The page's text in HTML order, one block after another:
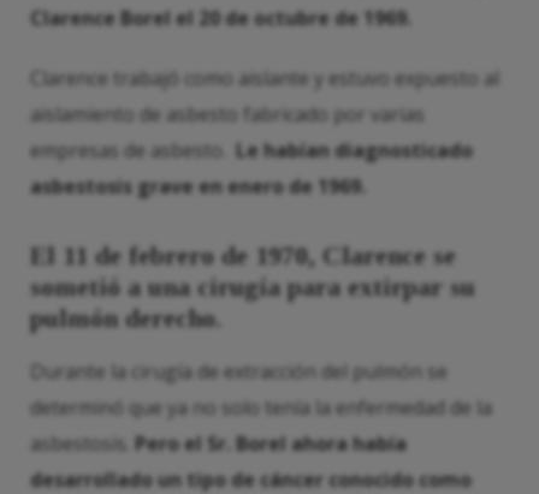
Clarence Borel el 20 de octubre de 1969.
Clarence trabajó como aislante y estuvo expuesto al
aislamiento de asbesto fabricado por varias
empresas de asbesto. Le habían diagnosticado
asbestosis grave en enero de 1969.
El 11 de febrero de 1970, Clarence se
sometió a una cirugía para extirpar su
pulmón derecho.
Durante la cirugía de extracción del pulmón se
determinó que ya no solo tenía la enfermedad de la
asbestosis. Pero el Sr. Borel ahora había
desarrollado un tipo de cáncer conocido como